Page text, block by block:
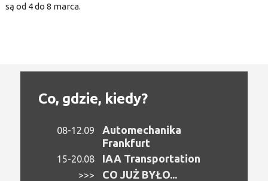
są od 4 do 8 marca.
Co, gdzie, kiedy?
08-12.09
Automechanika
Frankfurt
15-20.08 IAA Transportation
>>> CO JUŻ BYŁO...